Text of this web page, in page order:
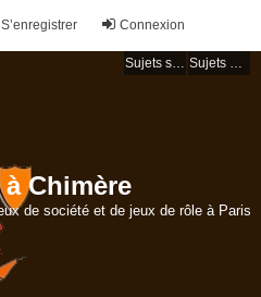
Connexion
S’enregistrer
Sujets sans réponse Sujets actifs
Chimère
de société et de jeux de rôle à Paris